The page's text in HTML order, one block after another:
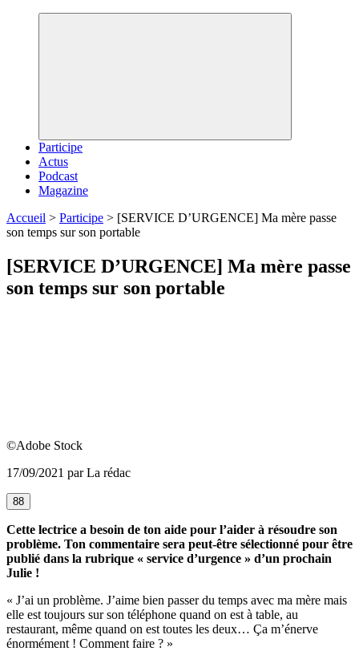
Participe
Actus
Podcast
Magazine
Accueil > Participe > [SERVICE D’URGENCE] Ma mère passe
son temps sur son portable
[SERVICE D’URGENCE] Ma mère passe
son temps sur son portable
©Adobe Stock
17/09/2021 par La rédac
88
Cette lectrice a besoin de ton aide pour l’aider à résoudre son
problème. Ton commentaire sera peut-être sélectionné pour être
publié dans la rubrique « service d’urgence » d’un prochain
Julie !
« J’ai un problème. J’aime bien passer du temps avec ma mère mais
elle est toujours sur son téléphone quand on est à table, au
restaurant, même quand on est toutes les deux… Ça m’énerve
énormément ! Comment faire ? »